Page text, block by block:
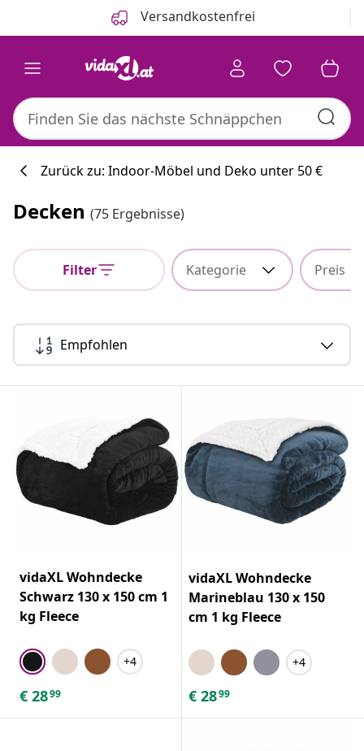
Versandkostenfrei
Zurück zu: Indoor-Möbel und Deko unter 50 €
Decken (75 Ergebnisse)
Filter Kategorie Preis
Empfohlen
vidaXL Wohndecke
Schwarz 130 x 150 cm 1
kg Fleece
+4
€ 2899
vidaXL Wohndecke
Marineblau 130 x 150
cm 1 kg Fleece
+4
€ 2899